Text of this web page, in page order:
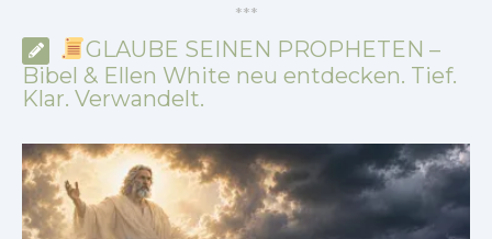
***
GLAUBE SEINEN PROPHETEN –
Bibel & Ellen White neu entdecken. Tief.
Klar. Verwandelt.